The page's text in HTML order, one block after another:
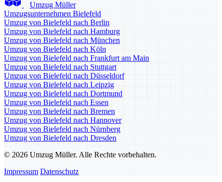
Umzug Müller
Umzugsunternehmen Bielefeld
Umzug von Bielefeld nach Berlin
Umzug von Bielefeld nach Hamburg
Umzug von Bielefeld nach München
Umzug von Bielefeld nach Köln
Umzug von Bielefeld nach Frankfurt am Main
Umzug von Bielefeld nach Stuttgart
Umzug von Bielefeld nach Düsseldorf
Umzug von Bielefeld nach Leipzig
Umzug von Bielefeld nach Dortmund
Umzug von Bielefeld nach Essen
Umzug von Bielefeld nach Bremen
Umzug von Bielefeld nach Hannover
Umzug von Bielefeld nach Nürnberg
Umzug von Bielefeld nach Dresden
© 2026 Umzug Müller. Alle Rechte vorbehalten.
Impressum Datenschutz